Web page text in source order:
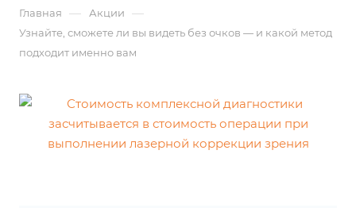
Главная — Акции —
Узнайте, сможете ли вы видеть без очков — и какой метод
подходит именно вам